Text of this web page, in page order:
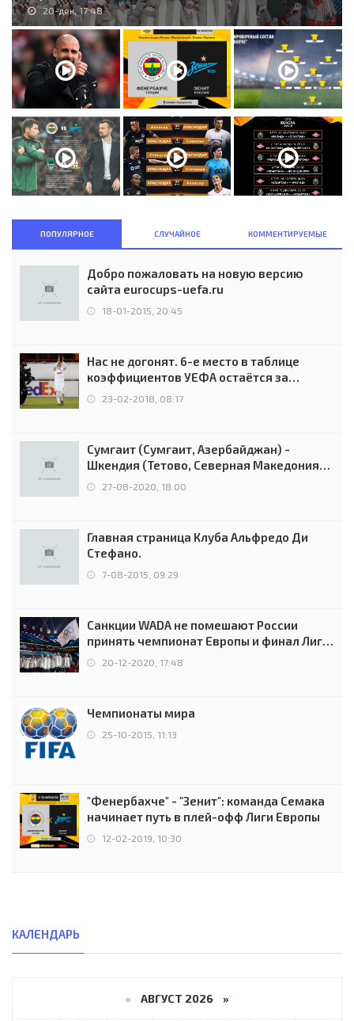
20-дек, 17:48
ПОПУЛЯРНОЕ СЛУЧАЙНОЕ КОММЕНТИРУЕМЫЕ
Добро пожаловать на новую версию
сайта eurocups-uefa.ru
18-01-2015, 20:45
Нас не догонят. 6-е место в таблице
коэффициентов УЕФА остаётся за
Россией
23-02-2018, 08:17
Сумгаит (Сумгаит, Азербайджан) -
Шкендия (Тетово, Северная Македония) -
0:2 (0:0)
27-08-2020, 18:00
Главная страница Клуба Альфредо Ди
Стефано.
7-08-2015, 09:29
Санкции WADA не помешают России
принять чемпионат Европы и финал Лиги
чемпионов.
20-12-2020, 17:48
Чемпионаты мира
25-10-2015, 11:13
"Фенербахче" - "Зенит": команда Семака
начинает путь в плей-офф Лиги Европы
12-02-2019, 10:30
КАЛЕНДАРЬ
« АВГУСТ 2026 »